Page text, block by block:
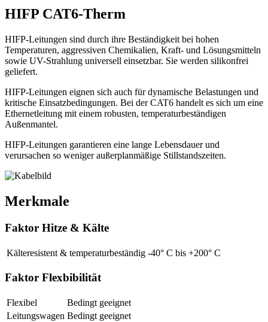
HIFP CAT6-Therm
HIFP-Leitungen sind durch ihre Beständigkeit bei hohen
Temperaturen, aggressiven Chemikalien, Kraft- und Lösungsmitteln
sowie UV-Strahlung universell einsetzbar. Sie werden silikonfrei
geliefert.
HIFP-Leitungen eignen sich auch für dynamische Belastungen und
kritische Einsatzbedingungen. Bei der CAT6 handelt es sich um eine
Ethernetleitung mit einem robusten, temperaturbeständigen
Außenmantel.
HIFP-Leitungen garantieren eine lange Lebensdauer und
verursachen so weniger außerplanmäßige Stillstandszeiten.
Merkmale
Faktor Hitze & Kälte
Kälteresistent & temperaturbeständig -40° C bis +200° C
Faktor Flexbibilität
Flexibel
Bedingt geeignet
Leitungswagen Bedingt geeignet